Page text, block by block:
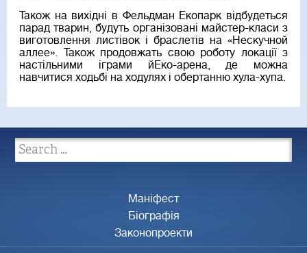
Також на вихідні в Фельдман Екопарк відбудеться
парад тварин, будуть організовані майстер-класи з
виготовлення листівок і браслетів на «Нескучной
аллее». Також продовжать свою роботу локації з
настільними іграми йЕко-арена, де можна
навчитися ходьбі на ходулях і обертанню хула-хупа.
Маніфест
Біографія
Законопроекти